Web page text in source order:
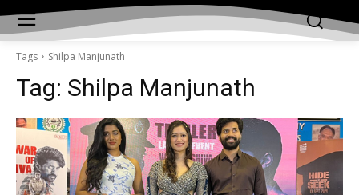
Tags Shilpa Manjunath
Tag: Shilpa Manjunath